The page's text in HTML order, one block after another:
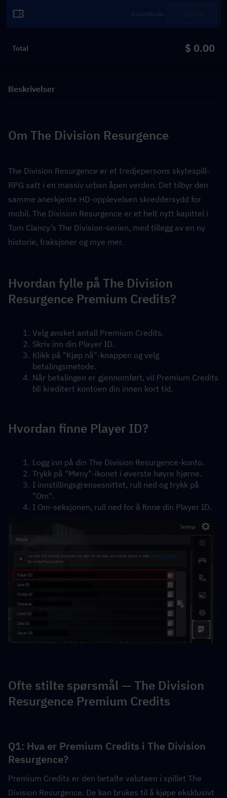
Total $ 0.00
Beskrivelser
Om The Division Resurgence
The Division Resurgence er et tredjepersons skytespill-
RPG satt i en massiv urban åpen verden. Det tilbyr den
samme anerkjente HD-opplevelsen skreddersydd for
mobil. The Division Resurgence er et helt nytt kapittel i
Tom Clancy’s The Division-serien, med tillegg av en ny
historie, fraksjoner og mye mer.
Hvordan fylle på The Division
Resurgence Premium Credits?
Velg ønsket antall Premium Credits.
Skriv inn din Player ID.
Klikk på "Kjøp nå"-knappen og velg
betalingsmetode.
Når betalingen er gjennomført, vil Premium Credits
bli kreditert kontoen din innen kort tid.
Hvordan finne Player ID?
Logg inn på din The Division Resurgence-konto.
Trykk på "Meny"-ikonet i øverste høyre hjørne.
I innstillingsgrensesnittet, rull ned og trykk på
"Om".
I Om-seksjonen, rull ned for å finne din Player ID.
Ofte stilte spørsmål — The Division
Resurgence Premium Credits
Q1: Hva er Premium Credits i The Division
Resurgence?
Premium Credits er den betalte valutaen i spillet The
Division Resurgence. De kan brukes til å kjøpe eksklusivt